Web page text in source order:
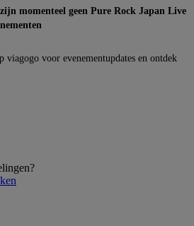
momenteel geen Pure Rock Japan Live
viagogo voor evenementupdates en ontdek